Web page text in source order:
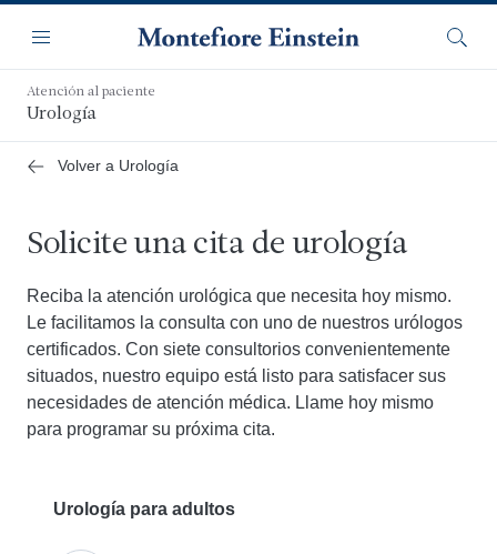
contenido
principal
Navegación
Menú
Atención al paciente
Urología
Volver a Urología
Solicite una cita de urología
Reciba la atención urológica que necesita hoy mismo.
Le facilitamos la consulta con uno de nuestros urólogos
certificados. Con siete consultorios convenientemente
situados, nuestro equipo está listo para satisfacer sus
necesidades de atención médica. Llame hoy mismo
para programar su próxima cita.
Urología para adultos